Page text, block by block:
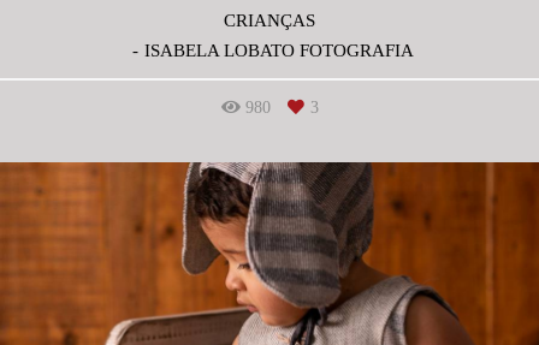
CRIANÇAS
ISABELA LOBATO FOTOGRAFIA
980 3